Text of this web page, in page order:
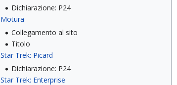
Dichiarazione: P24
Motura
Collegamento al sito
Titolo
Star Trek: Picard
Dichiarazione: P24
Star Trek: Enterprise